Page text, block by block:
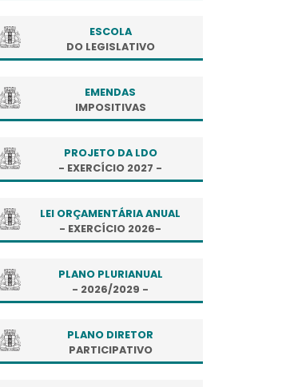
ESCOLA
DO LEGISLATIVO
EMENDAS
IMPOSITIVAS
PROJETO DA LDO
- EXERCÍCIO 2027 -
LEI ORÇAMENTÁRIA ANUAL
- EXERCÍCIO 2026-
PLANO PLURIANUAL
- 2026/2029 -
PLANO DIRETOR
PARTICIPATIVO